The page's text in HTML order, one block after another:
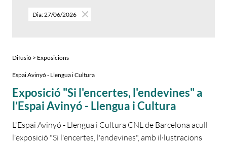
Dia: 27/06/2026
Difusió > Exposicions
Espai Avinyó - Llengua i Cultura
Exposició "Si l'encertes, l'endevines" a
l’Espai Avinyó - Llengua i Cultura
L'Espai Avinyó - Llengua i Cultura CNL de Barcelona acull
l'exposició "Si l'encertes, l'endevines", amb il·lustracions